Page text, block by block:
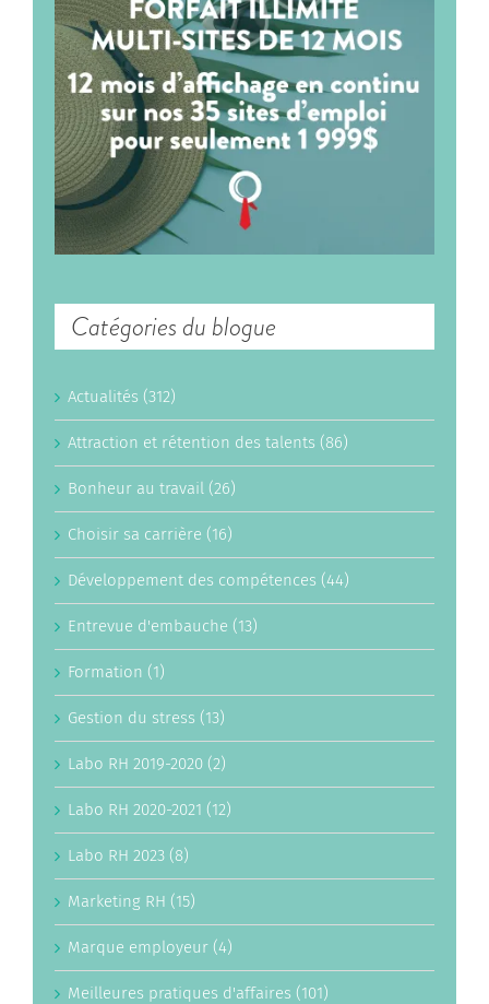
Catégories du blogue
Actualités (312)
Attraction et rétention des talents (86)
Bonheur au travail (26)
Choisir sa carrière (16)
Développement des compétences (44)
Entrevue d'embauche (13)
Formation (1)
Gestion du stress (13)
Labo RH 2019-2020 (2)
Labo RH 2020-2021 (12)
Labo RH 2023 (8)
Marketing RH (15)
Marque employeur (4)
Meilleures pratiques d'affaires (101)